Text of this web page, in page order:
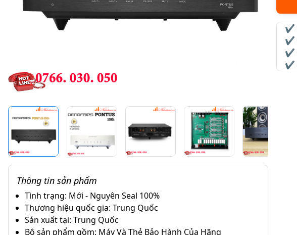
Thông tin sản phẩm
Tình trạng: Mới - Nguyên Seal 100%
Thương hiệu quốc gia: Trung Quốc
Sản xuất tại: Trung Quốc
Bộ sản phẩm gồm: Máy Và Thẻ Bảo Hành Của Hãng
✔️
✔️
✔️
✔️